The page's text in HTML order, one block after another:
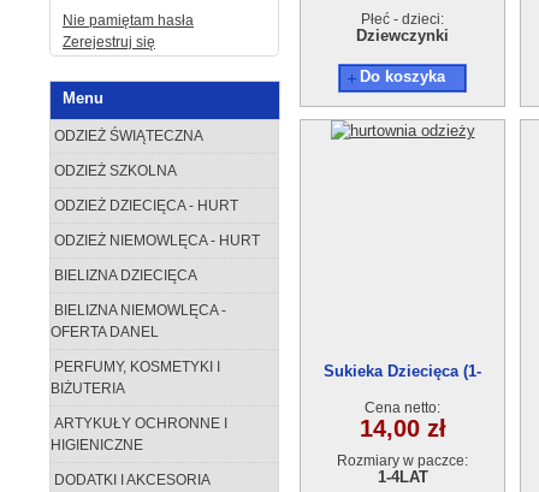
Nie pamiętam hasła
Zerejestruj się
Menu
ODZIEŻ ŚWIĄTECZNA
ODZIEŻ SZKOLNA
ODZIEŻ DZIECIĘCA - HURT
ODZIEŻ NIEMOWLĘCA - HURT
BIELIZNA DZIECIĘCA
BIELIZNA NIEMOWLĘCA -
OFERTA DANEL
PERFUMY, KOSMETYKI I
BIŻUTERIA
ARTYKUŁY OCHRONNE I
HIGIENICZNE
DODATKI I AKCESORIA
Płeć - dzieci:
Dziewczynki
Do koszyka
Sukieka Dziecięca (1-
Cena netto:
14,00 zł
Rozmiary w paczce:
1-4LAT